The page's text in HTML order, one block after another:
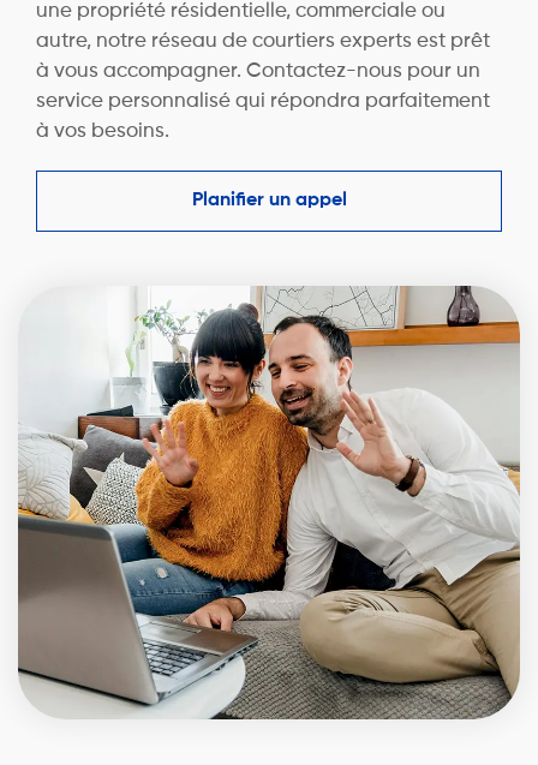
une propriété résidentielle, commerciale ou
autre, notre réseau de courtiers experts est prêt
à vous accompagner. Contactez-nous pour un
service personnalisé qui répondra parfaitement
à vos besoins.
Planifier un appel